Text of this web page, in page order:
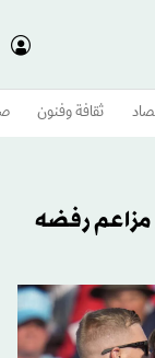
ثقافة وفنون
مزاعم رفضه